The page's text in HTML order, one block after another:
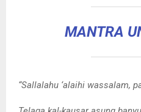
MANTRA
“Sallalahu ‘alaihi wassalam,